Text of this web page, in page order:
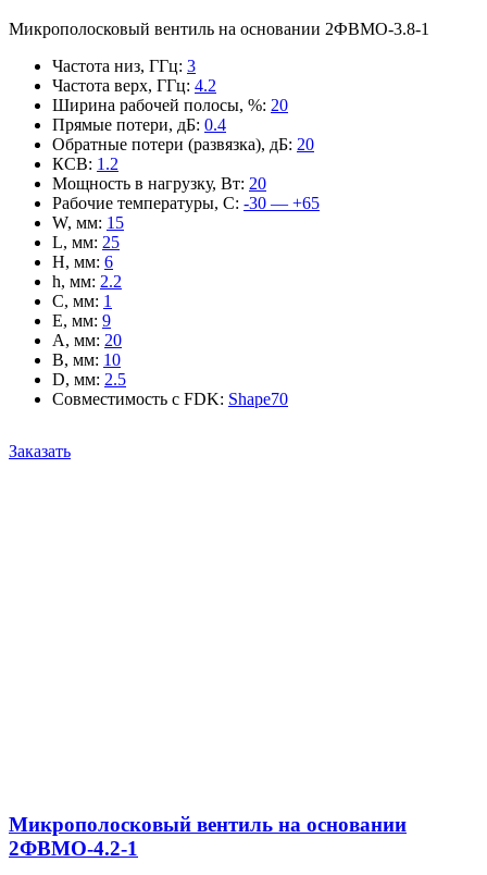
Микрополосковый вентиль на основании 2ФВМO-3.8-1
Частота низ, ГГц: 3
Частота верх, ГГц: 4.2
Ширина рабочей полосы, %: 20
Прямые потери, дБ: 0.4
Обратные потери (развязка), дБ: 20
КСВ: 1.2
Мощность в нагрузку, Вт: 20
Рабочие температуры, С: -30 — +65
W, мм: 15
L, мм: 25
H, мм: 6
h, мм: 2.2
C, мм: 1
E, мм: 9
A, мм: 20
B, мм: 10
D, мм: 2.5
Совместимость с FDK: Shape70
Заказать
Микрополосковый вентиль на основании
2ФВМO-4.2-1